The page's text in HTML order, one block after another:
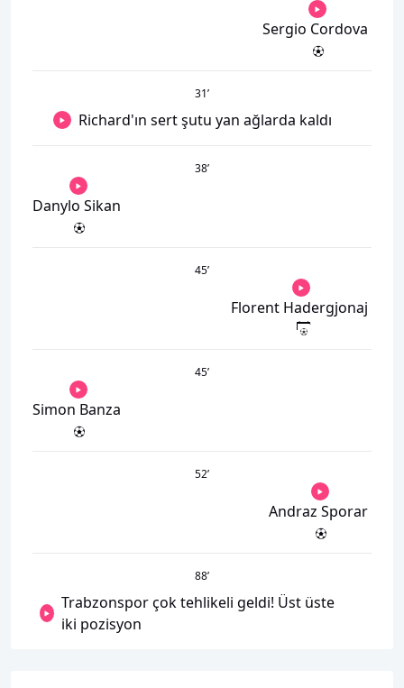
Sergio Cordova
31’
Richard'ın sert şutu yan ağlarda kaldı
38’
Danylo Sikan
45’
Florent Hadergjonaj
45’
Simon Banza
52’
Andraz Sporar
88’
Trabzonspor çok tehlikeli geldi! Üst üste
iki pozisyon